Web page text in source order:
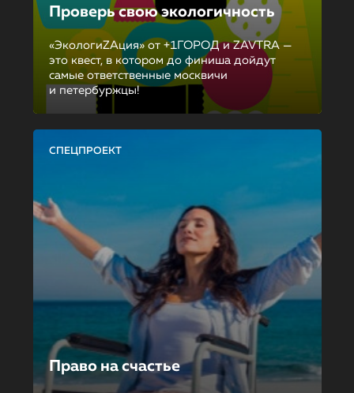
Проверь свою экологичность
«ЭкологиZAция» от +1ГОРОД и ZAVTRA —
это квест, в котором до финиша дойдут
самые ответственные москвичи
и петербуржцы!
СПЕЦПРОЕКТ
Право на счастье